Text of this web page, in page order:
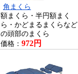
角まくら
額まくら・半円額まく
ら・かどまるまくらなど
の頭部のまくら
価格： 972円